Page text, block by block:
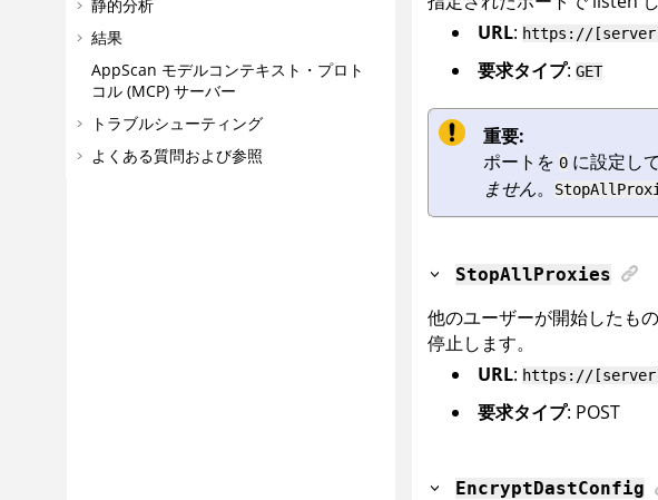
静的分析
結果
AppScan モデルコンテキスト・プロト
コル (MCP) サーバー
トラブルシューティング
よくある質問および参照
URL: https://
要求タイプ: GET
重要:
ポートを 0に設定し
ません。
StopAllProxies
他のユーザーが開始したも
停止します。
URL: https://
要求タイプ: POST
EncryptDastConfig